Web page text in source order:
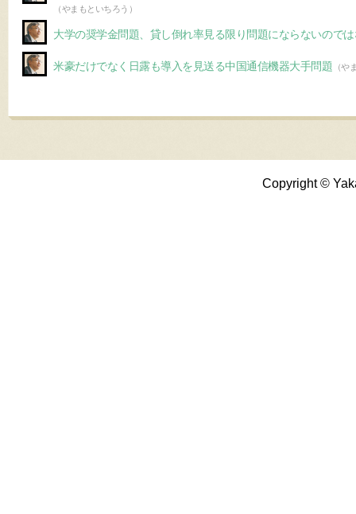
（やまもといちろう）
大学の奨学金問題、貸し倒れ率見る限り問題にならないので
米豪だけでなく日露も導入を見送る中国通信機器大手問題 （や
Copyright ©